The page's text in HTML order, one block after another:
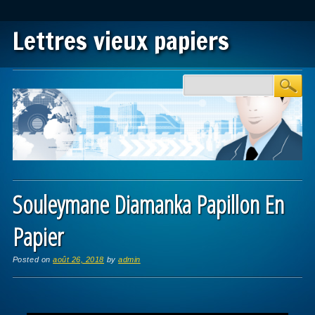
Lettres vieux papiers
Main menu
Souleymane Diamanka Papillon En
Papier
Posted onaoût 26, 2018 byadmin